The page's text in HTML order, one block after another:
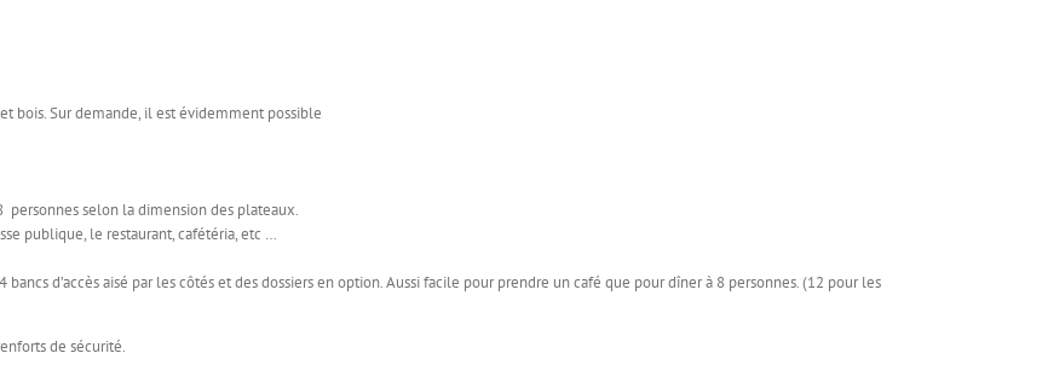
bois. Sur demande, il est évidemment possible
personnes selon la dimension des plateaux.
publique, le restaurant, cafétéria, etc …
d’accès aisé par les côtés et des dossiers en option. Aussi facile pour prendre un café que pour dîner à 8 personnes. (12 pour les
de sécurité.